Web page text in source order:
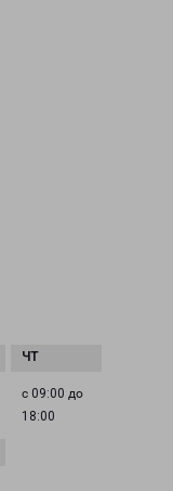
с 09:00 до
18:00